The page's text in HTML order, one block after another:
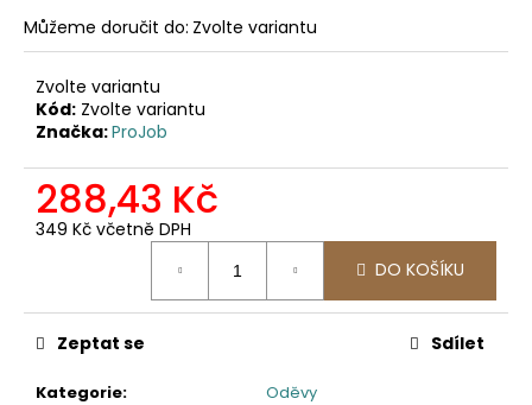
Můžeme doručit do: Zvolte variantu
Zvolte variantu
Kód: Zvolte variantu
Značka:ProJob
288,43 Kč
349 Kč včetně DPH
DO KOŠÍKU
Kategorie: Oděvy
Zeptat se Sdílet
e
m
e
PRACOVNÍ
KALHOTY
DO
PASU,
2
Kč